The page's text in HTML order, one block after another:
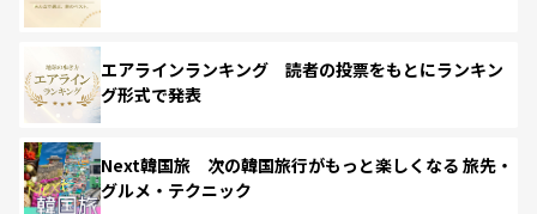
エアラインランキング 読者の投票をもとにランキン
グ形式で発表
Next韓国旅 次の韓国旅行がもっと楽しくなる 旅先・
グルメ・テクニック